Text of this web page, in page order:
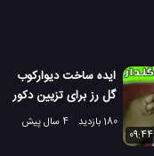
ایده ساخت دیوارکوب
گل رز برای تزیین دکور
خانه
180 بازدید
4 سال پیش
09:44